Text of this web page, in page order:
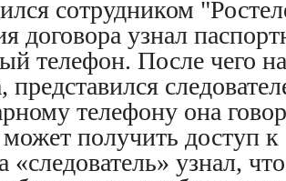
сотрудником
договора узнал
телефон. После чего
телефону она
получить доступ к
«следователь» узнал,